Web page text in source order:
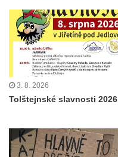
3. 8. 2026
Tolštejnské slavnosti 2026